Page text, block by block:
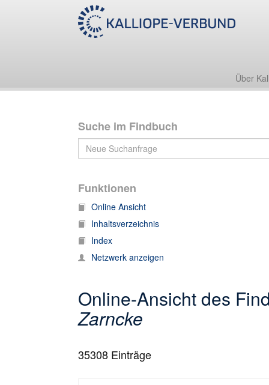
Über
Suche im Findbuch
Funktionen
Online Ansicht
Inhaltsverzeichnis
Index
Netzwerk anzeigen
Online-Ansicht des
Zarncke
35308 Einträge
Nachlass Friedrich Zarncke
2. Werke